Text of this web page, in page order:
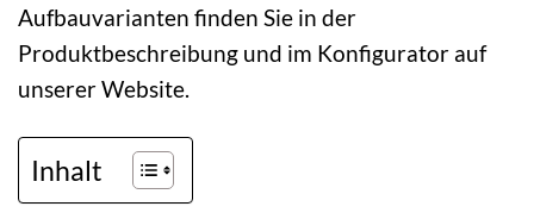
Aufbauvarianten finden Sie in der
Produktbeschreibung und im Konfigurator auf
unserer Website.
Inhalt